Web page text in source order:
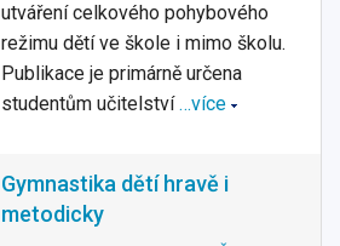
utváření celkového pohybového
režimu dětí ve škole i mimo školu.
Publikace je primárně určena
studentům učitelství …více
Gymnastika dětí hravě i
metodicky